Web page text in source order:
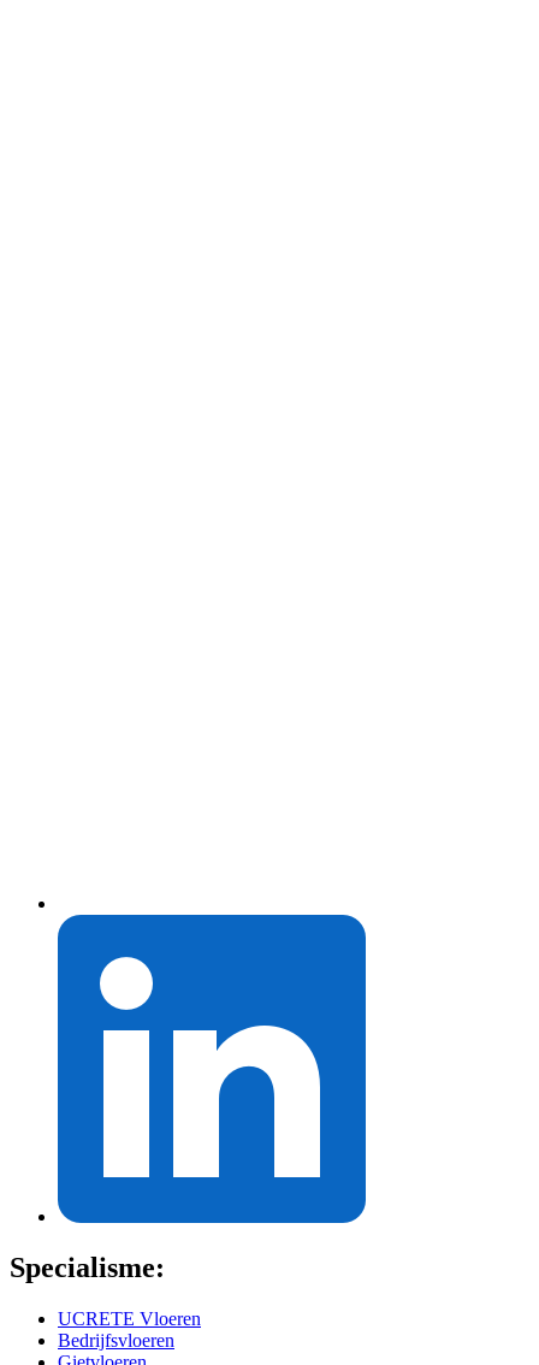
Specialisme:
UCRETE Vloeren
Bedrijfsvloeren